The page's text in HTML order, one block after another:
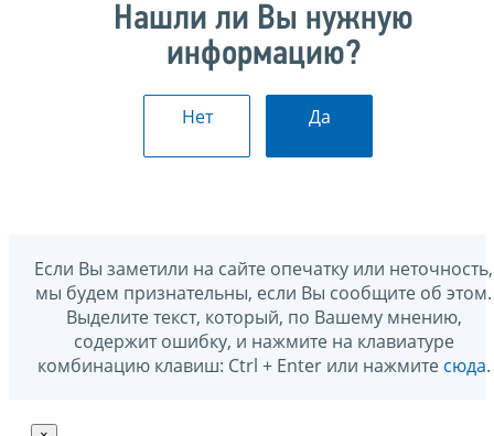
Нашли ли Вы нужную
информацию?
Нет Да
Если Вы заметили на сайте опечатку или неточность,
мы будем признательны, если Вы сообщите об этом.
Выделите текст, который, по Вашему мнению,
содержит ошибку, и нажмите на клавиатуре
комбинацию клавиш: Ctrl + Enter или нажмите сюда.